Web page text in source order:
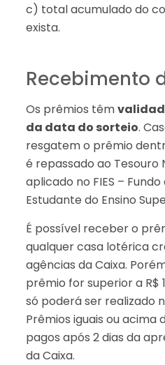
c) total acumulado do
exista.
Recebimento
Os prêmios têm
da data do sorteio.
resgatem o prêmio
é repassado ao Tesouro
aplicado no FIES –
Estudante do Ensino
É possível receber o
qualquer casa lotérica
agências da Caixa.
prêmio for superior a R$
só poderá ser realizado
Prêmios iguais ou acima
pagos após 2 dias da
da Caixa.